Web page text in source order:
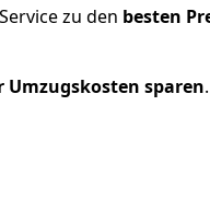
zu den besten
Umzugskosten sparen.